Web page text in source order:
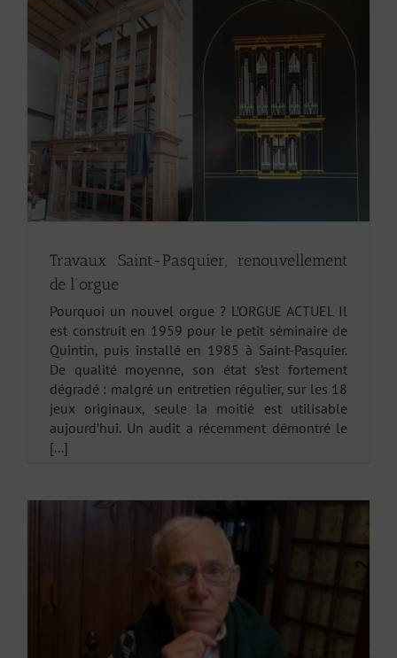
Travaux Saint-Pasquier, renouvellement
de l’orgue
Pourquoi un nouvel orgue ? L’ORGUE ACTUEL Il
est construit en 1959 pour le petit séminaire de
Quintin, puis installé en 1985 à Saint-Pasquier.
De qualité moyenne, son état s’est fortement
dégradé : malgré un entretien régulier, sur les 18
jeux originaux, seule la moitié est utilisable
aujourd’hui. Un audit a récemment démontré le
[...]